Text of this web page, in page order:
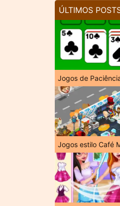
ÚLTIMOS
Jogos de
Jogos estilo Café